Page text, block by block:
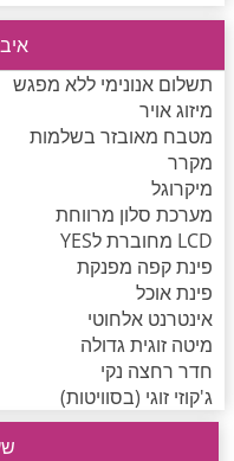
חדרים לפי שעה בכנרת
חדרים לפי שעה ברמת הגולן
חדרים לפי שעה בהערבה
חדרים לפי שעה בעמק
חדרים לפי שעה במישור
תשלום אנונימי ללא מפגש
מיזוג אויר
מטבח מאובזר בשלמות
מקרר
מיקרוגל
מערכת סלון מרווחת
LCD מחוברת לYES
פינת קפה מפנקת
פינת אוכל
אינטרנט אלחוטי
מיטה זוגית גדולה
חדר רחצה נקי
ג'קוזי זוגי (בסוויטות)